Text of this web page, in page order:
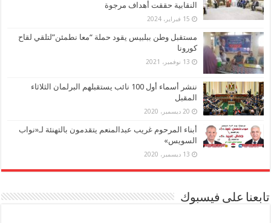
النقابية حققت أهداف مرجوة
15 فبراير، 2024
مستقبل وطن ببلبيس يقود حملة “معا نطمئن”لتلقي لقاح
كورونا
13 نوفمبر، 2021
ننشر أسماء أول 100 نائب يستقبلهم البرلمان الثلاثاء
المقبل
20 ديسمبر، 2020
أبناء المرحوم غريب عبدالمنعم يتقدمون بالتهنئة لـ«نواب
السويس»
13 ديسمبر، 2020
تابعنا على فيسبوك